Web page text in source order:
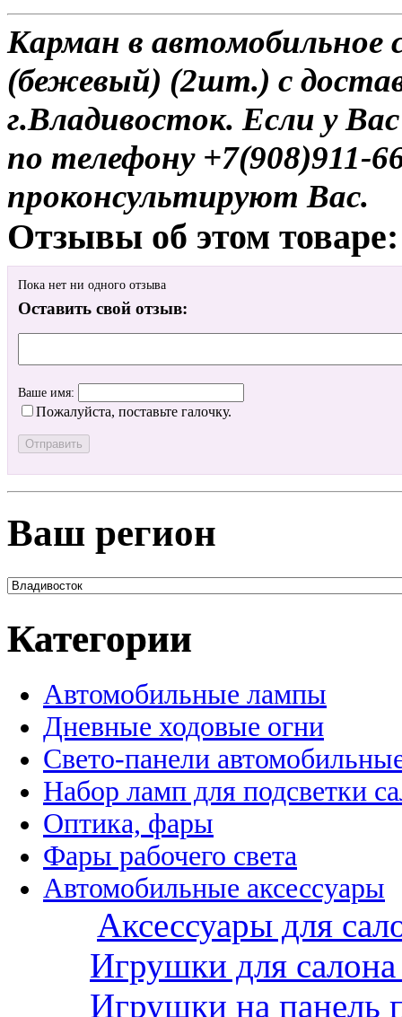
Карман в автомобильное
(бежевый) (2шт.) с
г.Владивосток. Если у
по телефону
проконсультируют Вас.
Отзывы об этом товаре:
Пока нет ни одного отзыва
Оставить свой отзыв:
Ваше имя:
Пожалуйста, поставьте галочку.
Ваш регион
Категории
Автомобильные лампы
Дневные ходовые огни
Свето-панели
Набор ламп для подсветки
Оптика, фары
Фары рабочего света
Автомобильные аксессуары
Аксессуары для
Игрушки для
Игрушки на панель